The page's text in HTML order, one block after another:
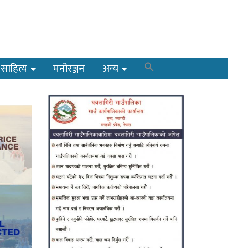
साहित्य मनोरञ्जन अन्य